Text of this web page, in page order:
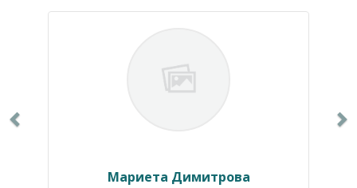
Мариета Димитрова